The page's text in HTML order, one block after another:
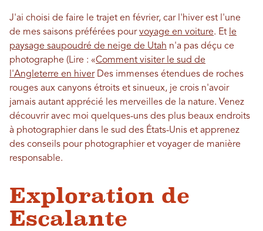
J'ai choisi de faire le trajet en février, car l'hiver est l'une
de mes saisons préférées pourvoyage en voiture. Et le
paysage saupoudré de neige de Utah n'a pas déçu ce
photographe (Lire : «Comment visiter le sud de
l'Angleterre en hiverDes immenses étendues de roches
rouges aux canyons étroits et sinueux, je crois n'avoir
jamais autant apprécié les merveilles de la nature. Venez
découvrir avec moi quelques-uns des plus beaux endroits
à photographier dans le sud des États-Unis et apprenez
des conseils pour photographier et voyager de manière
responsable.
Exploration de
Escalante